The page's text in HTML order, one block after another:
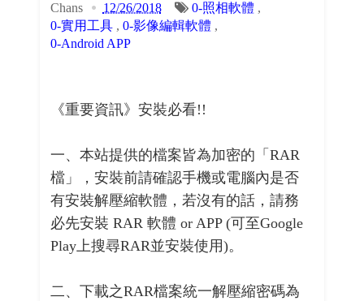
Chans 12/26/2018 0-照相軟體 ,
0-實用工具, 0-影像編輯軟體 ,
0-Android APP
《重要資訊》安裝必看!!
一、本站提供的檔案皆為加密的「RAR
檔」，安裝前請確認手機或電腦內是否
有安裝解壓縮軟體，若沒有的話，請務
必先安裝 RAR 軟體 or APP (可至Google
Play上搜尋RAR並安裝使用)。
二、下載之RAR檔案統一解壓縮密碼為